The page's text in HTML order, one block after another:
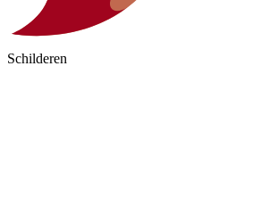
Schilderen